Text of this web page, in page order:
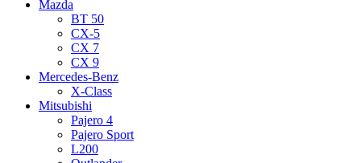
Mazda
BT 50
CX-5
CX 7
CX 9
Mercedes-Benz
X-Class
Mitsubishi
Pajero 4
Pajero Sport
L200